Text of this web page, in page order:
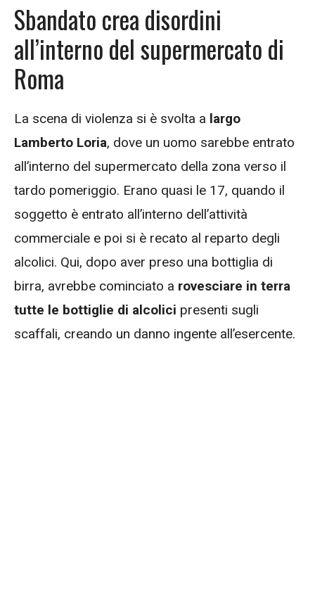
Sbandato crea disordini
all’interno del supermercato di
Roma
La scena di violenza si è svolta a largo
Lamberto Loria, dove un uomo sarebbe entrato
all’interno del supermercato della zona verso il
tardo pomeriggio. Erano quasi le 17, quando il
soggetto è entrato all’interno dell’attività
commerciale e poi si è recato al reparto degli
alcolici. Qui, dopo aver preso una bottiglia di
birra, avrebbe cominciato a rovesciare in terra
tutte le bottiglie di alcolici presenti sugli
scaffali, creando un danno ingente all’esercente.